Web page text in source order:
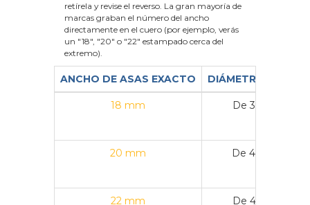
retírela y revise el reverso. La gran mayoría de
marcas graban el número del ancho
directamente en el cuero (por ejemplo, verás
un "18", "20" o "22" estampado cerca del
extremo).
ANCHO DE ASAS EXACTO DIÁMETRO DE
18 mm De 36 mm a
20 mm De 40 mm a
22 mm De 43 mm a